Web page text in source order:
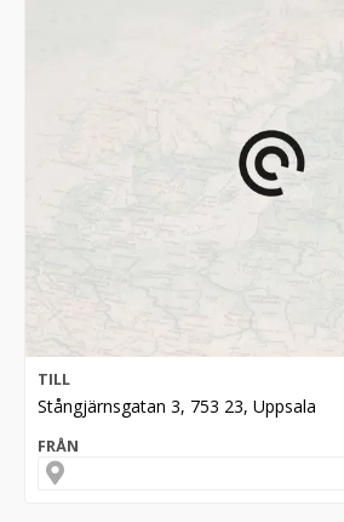
TILL
Stångjärnsgatan 3, 753 23, Uppsala
FRÅN